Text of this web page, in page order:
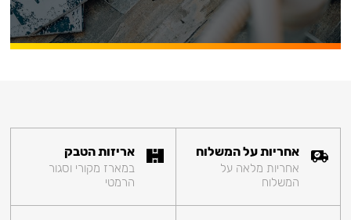
אחריות על המשלוח
אחריות מלאה על
המשלוח
אריזות הטבק
במארז מקורי וסגור
הרמטי